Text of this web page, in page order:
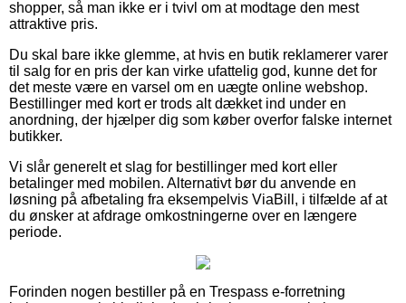
shopper, så man ikke er i tvivl om at modtage den mest
attraktive pris.
Du skal bare ikke glemme, at hvis en butik reklamerer varer
til salg for en pris der kan virke ufattelig god, kunne det for
det meste være en varsel om en uægte online webshop.
Bestillinger med kort er trods alt dækket ind under en
anordning, der hjælper dig som køber overfor falske internet
butikker.
Vi slår generelt et slag for bestillinger med kort eller
betalinger med mobilen. Alternativt bør du anvende en
løsning på afbetaling fra eksempelvis ViaBill, i tilfælde af at
du ønsker at afdrage omkostningerne over en længere
periode.
Forinden nogen bestiller på en Trespass e-forretning